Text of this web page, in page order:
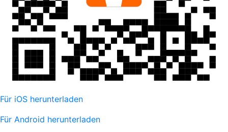
Für iOS herunterladen
Für Android herunterladen